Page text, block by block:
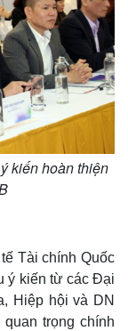
kiến hoàn thiện
Tài chính Quốc
ý kiến từ các Đại
Hiệp hội và DN
trọng chính